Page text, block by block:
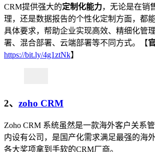
CRM提供强大的定制化能力，无论是在销
理，还是数据报告的个性化定制方面，都
具体要求，帮助企业实现高效、精细化管
署、混合部署、云端部署等不同方式。【
https://bit.ly/4g1ztNk】
2、 zoho CRM
Zoho CRM 系统虽然是一款海外客户关系
内设有公司，是国产化需求满足最强的海
各大奖项拿到手软的CRM厂商。